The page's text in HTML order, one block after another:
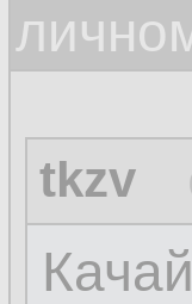
tkzv